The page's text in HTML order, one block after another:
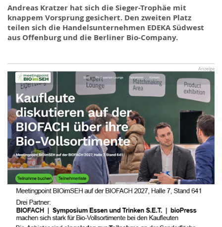
Andreas Kratzer hat sich die Sieger-Trophäe mit
knappem Vorsprung gesichert. Den zweiten Platz
teilen sich die Handelsunternehmen EDEKA Südwest
aus Offenburg und die Berliner Bio-Company.
Anzeige